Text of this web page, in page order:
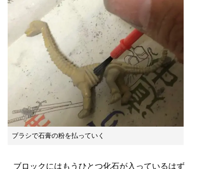
ブラシで石膏の粉を払っていく
ブロックにはもうひとつ化石が入っているはず